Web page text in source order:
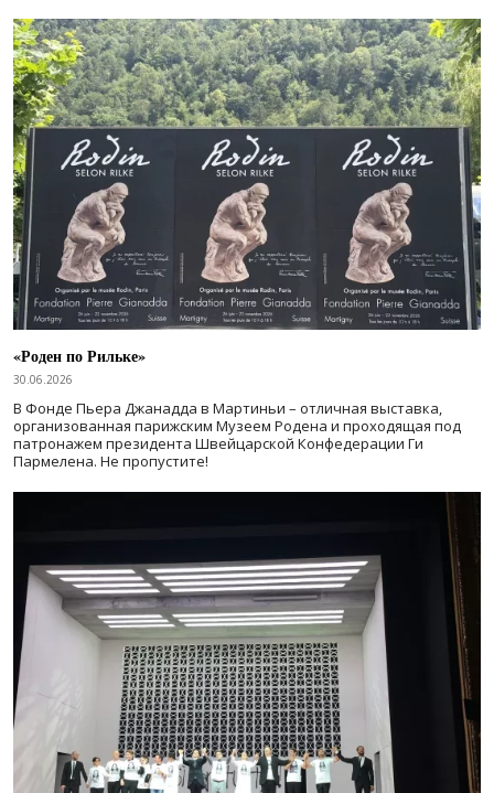
«Роден по Рильке»
30.06.2026
В Фонде Пьера Джанадда в Мартиньи – отличная выставка,
организованная парижским Музеем Родена и проходящая под
патронажем президента Швейцарской Конфедерации Ги
Пармелена. Не пропустите!